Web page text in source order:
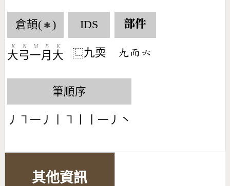
倉頡( ✱ )
大
K
弓
N
一
M
月
B
大
K
IDS
⿺九耎
部件
󶁙󶅭󶁩
筆順序
丿㇕一丿丨㇕丨丨一丿丶
其他資訊